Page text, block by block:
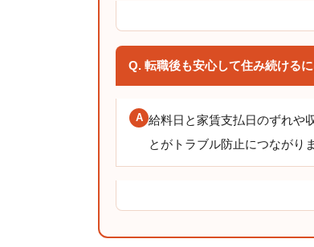
Q. 転職後も安心して住み続けるに
A 給料日と家賃支払日のずれや
とがトラブル防止につながりま